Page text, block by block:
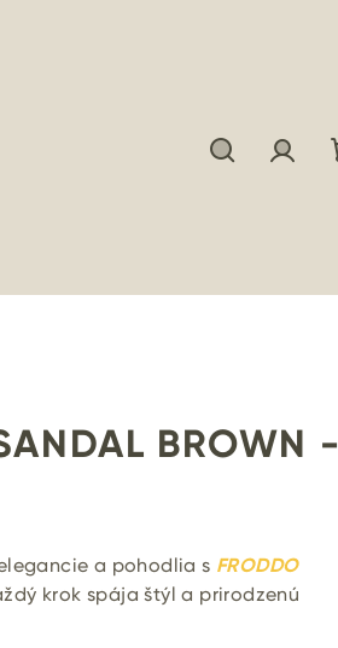
BROWN -
a pohodlia s FRODDO
krok spája štýl a prirodzenú